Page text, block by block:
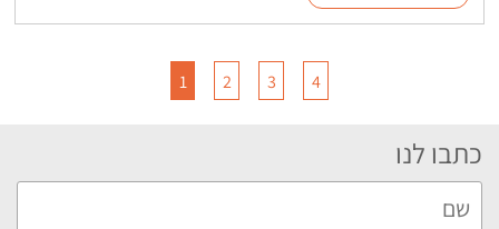
1 2 3 4
כתבו לנו